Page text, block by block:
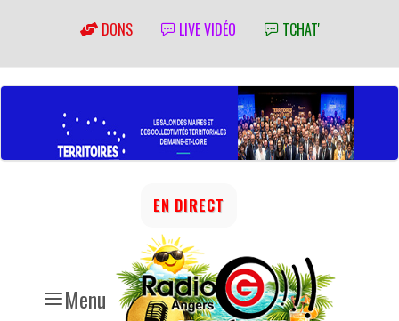
DONS LIVE VIDÉO TCHAT'
Menu
EN DIRECT